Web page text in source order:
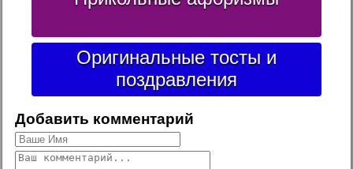
Оригинальные тосты и
поздравления
Добавить комментарий